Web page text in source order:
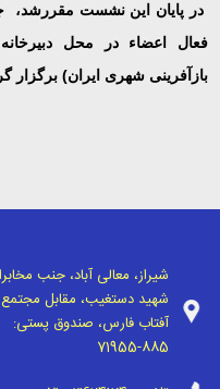
در پایان این نشست
فعال اعضاء در محل
بازآفرینی شهری ایران) برگزار
شیراز، معالی آباد، جنب
شهید دستغیب، مقابل مجتمع
آفتاب فارس، صندوق پستی:
71955-885